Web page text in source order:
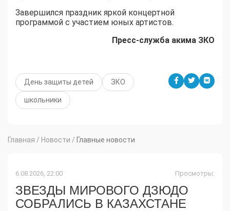
Завершился праздник яркой концертной
программой с участием юных артистов.
Пресс-служба акима ЗКО
День защиты детей ЗКО
школьники
Главная / Новости / Главные новости
6.08.2026, 22:00 Просмотры:
ЗВЕЗДЫ МИРОВОГО ДЗЮДО
СОБРАЛИСЬ В КАЗАХСТАНЕ